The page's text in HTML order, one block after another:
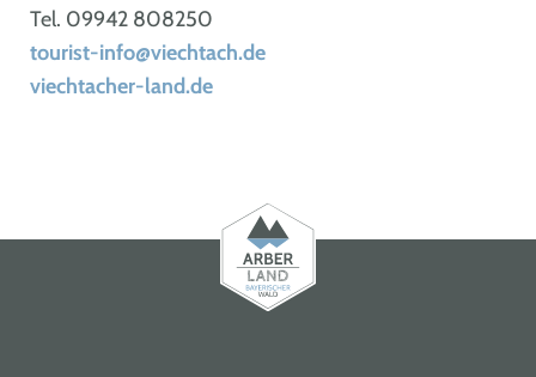
Tel. 09942 808250
tourist-info@viechtach.de
viechtacher-land.de